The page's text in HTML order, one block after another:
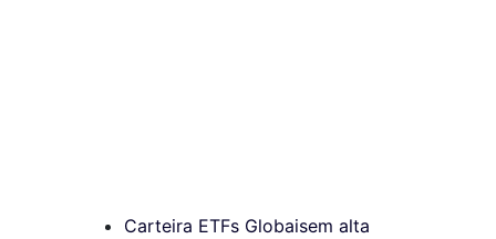
Carteira ETFs Globaisem alta